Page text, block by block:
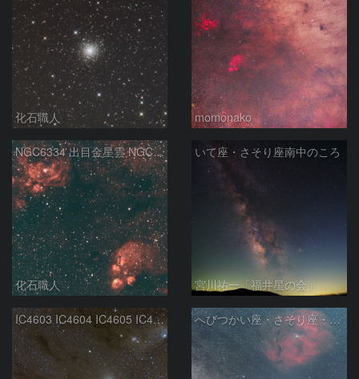
化石職人 momonako
NGC6334 出目金星雲 NGC6357 彼岸花星雲 さそり座
化石職人
いて座・さそり座南中のころ
宮川祐一「福井星の会」
IC4603 IC4604 IC4605 IC4606 Sh2-9 IC4592 カラフルタウン 青い馬頭星雲 さそり座 へびつかい座・さそり座・いて座と天の川